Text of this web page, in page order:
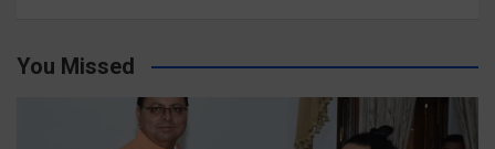
You Missed